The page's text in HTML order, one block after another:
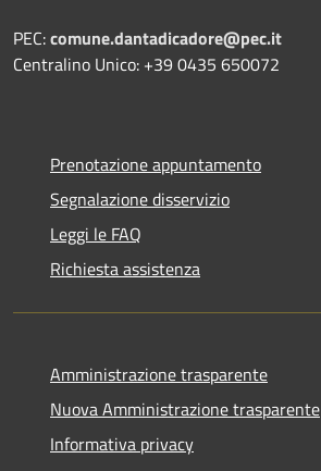
PEC:comune.dantadicadore@pec.it
Centralino Unico: +39 0435 650072
Prenotazione appuntamento
Segnalazione disservizio
Leggi le FAQ
Richiesta assistenza
Amministrazione trasparente
Nuova Amministrazione trasparente
Informativa privacy